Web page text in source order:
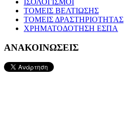
ΤΟΜΕΙΣ ΒΕΛΤΙΩΣΗΣ
ΤΟΜΕΙΣ ΔΡΑΣΤΗΡΙΟΤΗΤΑΣ
ΧΡΗΜΑΤΟΔΟΤΗΣΗ ΕΣΠΑ
ΑΝΑΚΟΙΝΩΣΕΙΣ